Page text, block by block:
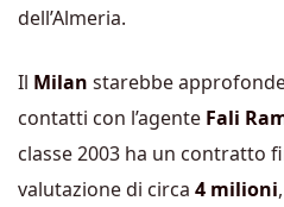
dell’Almeria.
Il Milan starebbe
contatti con l’agente Fali
classe 2003 ha un contratto
valutazione di circa 4 milioni